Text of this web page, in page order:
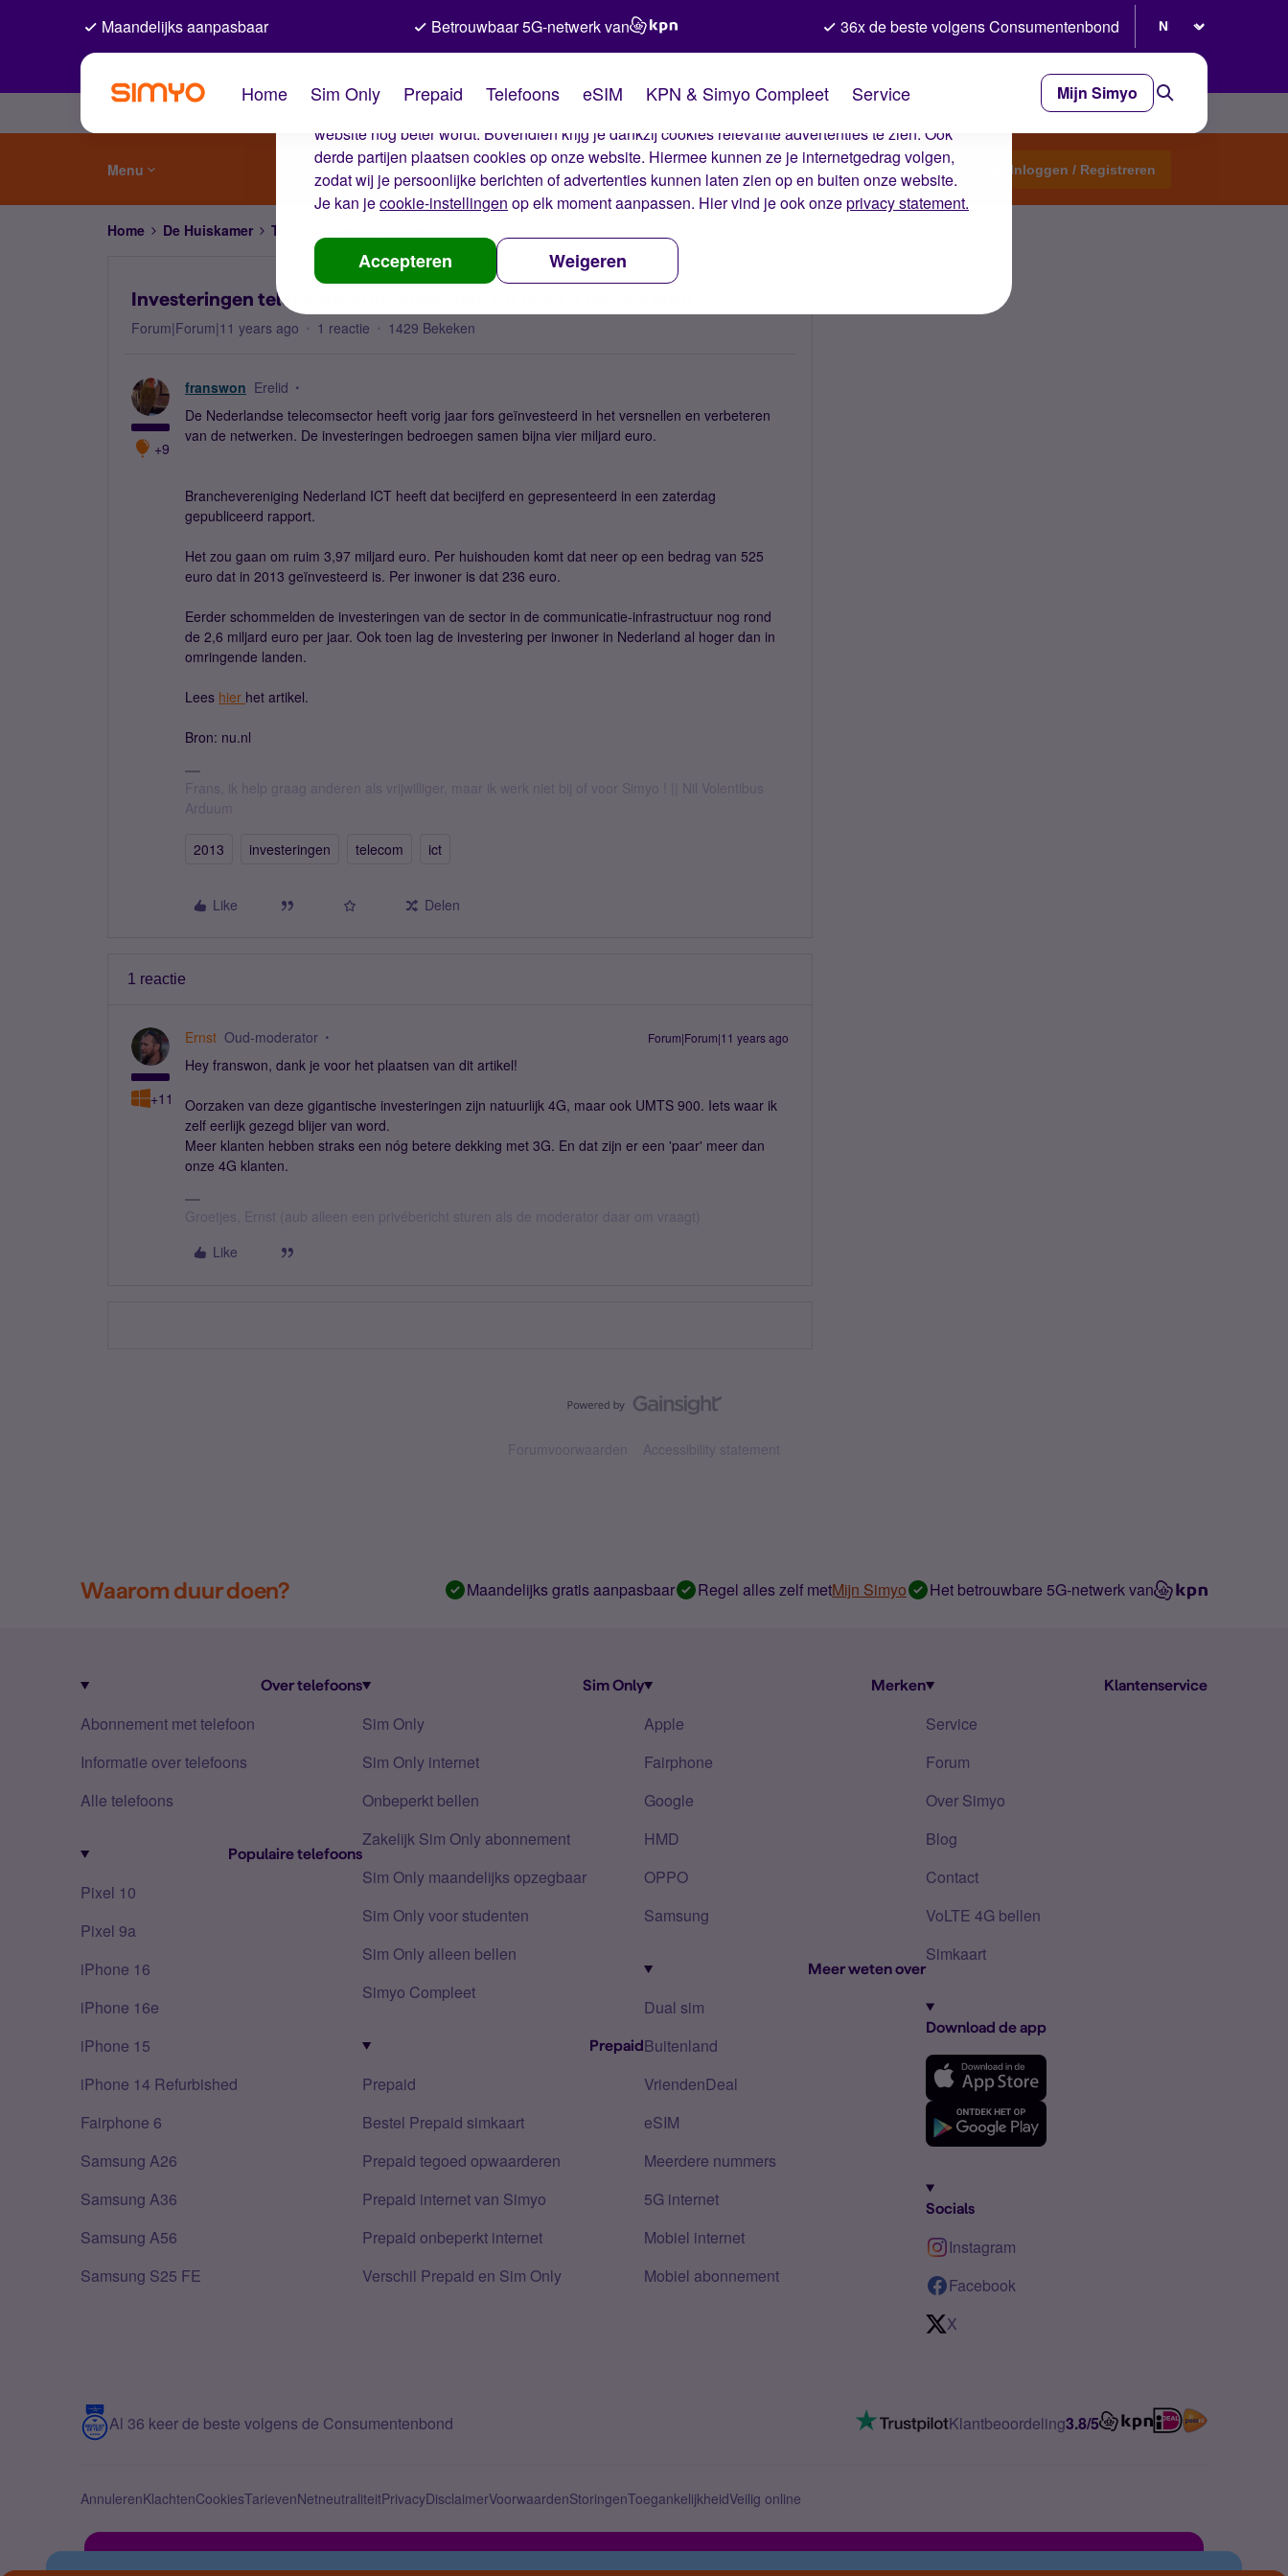
De cookies van Simyo
Wij gebruiken cookies op onze website. Met deze cookies zorgen wij ervoor dat je ervaring op de
website nog beter wordt. Bovendien krijg je dankzij cookies relevante advertenties te zien. Ook
derde partijen plaatsen cookies op onze website. Hiermee kunnen ze je internetgedrag volgen,
zodat wij je persoonlijke berichten of advertenties kunnen laten zien op en buiten onze website.
Je kan jecookie-instellingen op elk moment aanpassen. Hier vind je ook onzeprivacy statement.
Accepteren Weigeren
Maandelijks aanpasbaar Betrouwbaar 5G-netwerk van 36x de beste volgens Consumentenbond
Home Sim Only Prepaid Telefoons eSIM KPN & Simyo Compleet Service Mijn Simyo
Menu Start een topic Inloggen / Registreren
Home De Huiskamer Telecom weetjes en nieuwtjes
Investeringen telecomsector opgelopen tot bijna 4 miljard euro
Forum|Forum|11 years ago 1 reactie 1429 Bekeken
+9
franswon Erelid
De Nederlandse telecomsector heeft vorig jaar fors geïnvesteerd in het versnellen en verbeteren
van de netwerken. De investeringen bedroegen samen bijna vier miljard euro.
Branchevereniging Nederland ICT heeft dat becijferd en gepresenteerd in een zaterdag
gepubliceerd rapport.
Het zou gaan om ruim 3,97 miljard euro. Per huishouden komt dat neer op een bedrag van 525
euro dat in 2013 geïnvesteerd is. Per inwoner is dat 236 euro.
Eerder schommelden de investeringen van de sector in de communicatie-infrastructuur nog rond
de 2,6 miljard euro per jaar. Ook toen lag de investering per inwoner in Nederland al hoger dan in
omringende landen.
Lees hier het artikel.
Bron: nu.nl
Frans, ik help graag anderen als vrijwilliger, maar ik werk niet bij of voor Simyo ! || Nil Volentibus
Arduum
2013 investeringen telecom ict
Like Delen
1 reactie
+11
Ernst Oud-moderator Forum|Forum|11 years ago
Hey franswon, dank je voor het plaatsen van dit artikel!
Oorzaken van deze gigantische investeringen zijn natuurlijk 4G, maar ook UMTS 900. Iets waar ik
zelf eerlijk gezegd blijer van word.
Meer klanten hebben straks een nóg betere dekking met 3G. En dat zijn er een 'paar' meer dan
onze 4G klanten.
Groetjes, Ernst (aub alleen een privébericht sturen als de moderator daar om vraagt)
Like
Forumvoorwaarden Accessibility statement
Waarom duur doen? Maandelijks gratis aanpasbaar Regel alles zelf metMijn Simyo Het betrouwbare 5G-netwerk van
Over telefoons
Abonnement met telefoon
Informatie over telefoons
Alle telefoons
Populaire telefoons
Pixel 10
Pixel 9a
iPhone 16
iPhone 16e
iPhone 15
iPhone 14 Refurbished
Fairphone 6
Samsung A26
Samsung A36
Samsung A56
Samsung S25 FE
Sim Only
Sim Only
Sim Only internet
Onbeperkt bellen
Zakelijk Sim Only abonnement
Sim Only maandelijks opzegbaar
Sim Only voor studenten
Sim Only alleen bellen
Simyo Compleet
Prepaid
Prepaid
Bestel Prepaid simkaart
Prepaid tegoed opwaarderen
Prepaid internet van Simyo
Prepaid onbeperkt internet
Verschil Prepaid en Sim Only
Merken
Apple
Fairphone
Google
HMD
OPPO
Samsung
Meer weten over
Dual sim
Buitenland
VriendenDeal
eSIM
Meerdere nummers
5G internet
Mobiel internet
Mobiel abonnement
Klantenservice
Service
Forum
Over Simyo
Blog
Contact
VoLTE 4G bellen
Simkaart
Download de app
Socials
Instagram
Facebook
X
Al 36 keer de beste volgens de Consumentenbond Klantbeoordeling3.8/5
AnnulerenKlachtenCookiesTarievenNetneutraliteitPrivacyDisclaimerVoorwaardenStoringenToegankelijkheidVeilig online